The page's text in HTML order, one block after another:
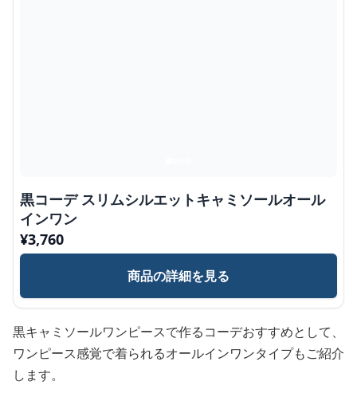
黒コーデ スリムシルエットキャミソールオール
インワン
¥3,760
商品の詳細を見る
黒キャミソールワンピースで作るコーデおすすめとして、
ワンピース感覚で着られるオールインワンタイプもご紹介
します。